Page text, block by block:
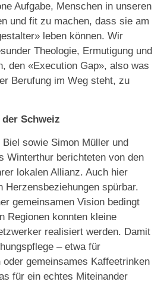
Aufgabe, Menschen in unseren
und fit zu machen, dass sie am
leben können. Wir
Theologie, Ermutigung und
den «Execution Gap», also was
Berufung im Weg steht, zu
Schweiz
sowie Simon Müller und
Winterthur berichteten von den
lokalen Allianz. Auch hier
Herzensbeziehungen spürbar.
gemeinsamen Vision bedingt
Regionen konnten kleine
realisiert werden. Damit
– etwa für
oder gemeinsames Kaffeetrinken
für ein echtes Miteinander